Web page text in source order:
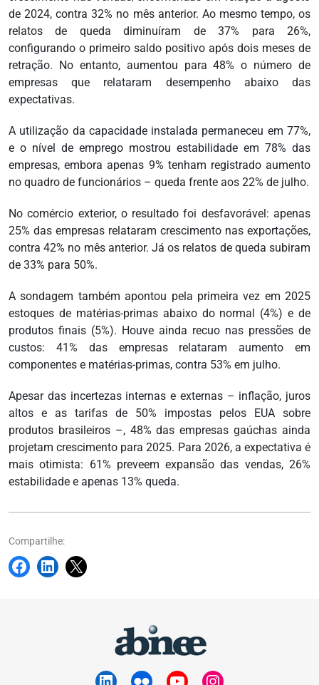
de 2024, contra 32% no mês anterior. Ao mesmo tempo, os
relatos de queda diminuíram de 37% para 26%,
configurando o primeiro saldo positivo após dois meses de
retração. No entanto, aumentou para 48% o número de
empresas que relataram desempenho abaixo das
expectativas.
A utilização da capacidade instalada permaneceu em 77%,
e o nível de emprego mostrou estabilidade em 78% das
empresas, embora apenas 9% tenham registrado aumento
no quadro de funcionários – queda frente aos 22% de julho.
No comércio exterior, o resultado foi desfavorável: apenas
25% das empresas relataram crescimento nas exportações,
contra 42% no mês anterior. Já os relatos de queda subiram
de 33% para 50%.
A sondagem também apontou pela primeira vez em 2025
estoques de matérias-primas abaixo do normal (4%) e de
produtos finais (5%). Houve ainda recuo nas pressões de
custos: 41% das empresas relataram aumento em
componentes e matérias-primas, contra 53% em julho.
Apesar das incertezas internas e externas – inflação, juros
altos e as tarifas de 50% impostas pelos EUA sobre
produtos brasileiros –, 48% das empresas gaúchas ainda
projetam crescimento para 2025. Para 2026, a expectativa é
mais otimista: 61% preveem expansão das vendas, 26%
estabilidade e apenas 13% queda.
Compartilhe: